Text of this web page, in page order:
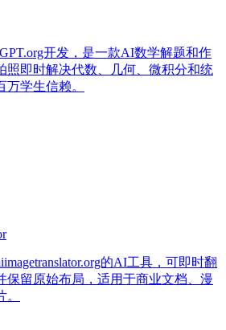
开发，是一款AI数学解题和作
照即时解决代数、几何、微积分和统
学生信赖。
的AI工具，可即时翻
保留原始布局，适用于商业文档、漫